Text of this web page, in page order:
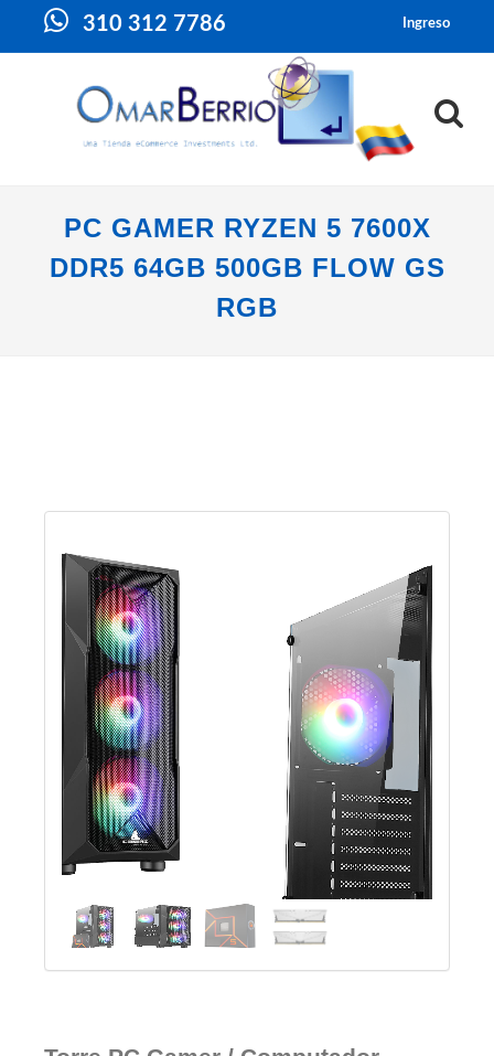
310 312 7786 Ingreso
PC GAMER RYZEN 5 7600X
DDR5 64GB 500GB FLOW GS
RGB